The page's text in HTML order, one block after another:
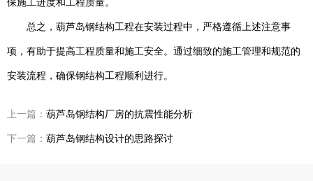
总之，葫芦岛钢结构工程在安装过程中，严格遵循上述注意事
项，有助于提高工程质量和施工安全。通过细致的施工管理和规范的
安装流程，确保钢结构工程顺利进行。
上一篇： 葫芦岛钢结构厂房的抗震性能分析
下一篇： 葫芦岛钢结构设计的思路探讨